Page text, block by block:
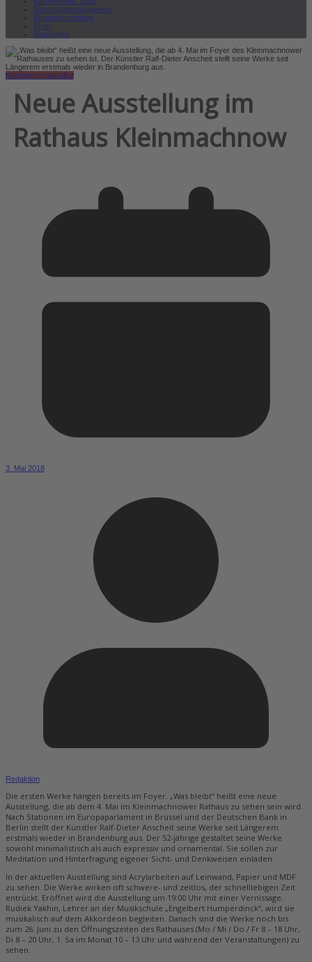
Gesundheitswegweiser
Bürgerinformation
Shop
Newsletter
KleinmachnowKultur
Neue Ausstellung im
Rathaus Kleinmachnow
3. Mai 2018
Redaktion
Die ersten Werke hängen bereits im Foyer. „Was bleibt“ heißt eine neue
Ausstellung, die ab dem 4. Mai im Kleinmachnower Rathaus zu sehen sein wird.
Nach Stationen im Europaparlament in Brüssel und der Deutschen Bank in
Berlin stellt der Künstler Ralf-Dieter Anscheit seine Werke seit Längerem
erstmals wieder in Brandenburg aus. Der 52-jährige gestaltet seine Werke
sowohl minimalistisch als auch expressiv und ornamental. Sie sollen zur
Meditation und Hinterfragung eigener Sicht- und Denkweisen einladen.
In der aktuellen Ausstellung sind Acrylarbeiten auf Leinwand, Papier und MDF
zu sehen. Die Werke wirken oft schwere- und zeitlos, der schnelllebigen Zeit
entrückt. Eröffnet wird die Ausstellung um 19:00 Uhr mit einer Vernissage.
Rudiek Yakhin, Lehrer an der Musikschule „Engelbert Humperdinck“, wird sie
musikalisch auf dem Akkordeon begleiten. Danach sind die Werke noch bis
zum 26. Juni zu den Öffnungszeiten des Rathauses (Mo / Mi / Do / Fr 8 – 18 Uhr,
Di 8 – 20 Uhr, 1. Sa im Monat 10 – 13 Uhr und während der Veranstaltungen) zu
sehen.